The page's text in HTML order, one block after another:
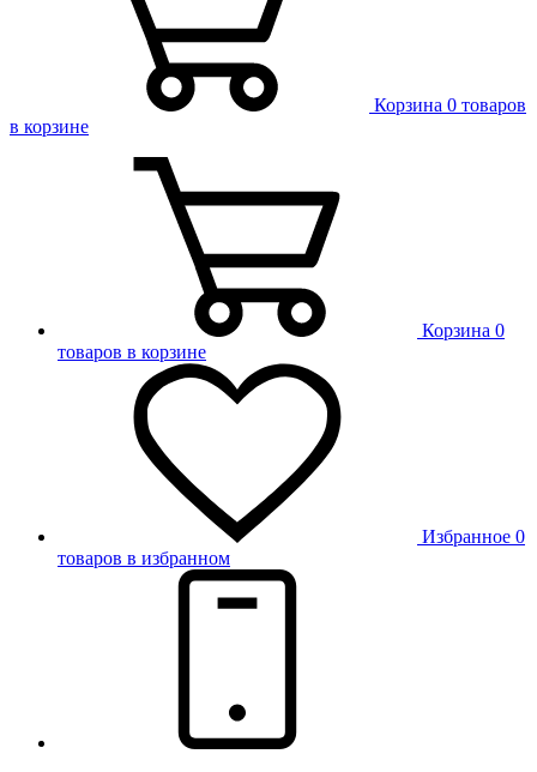
Корзина 0 товаров
в корзине
Корзина 0
товаров в корзине
Избранное 0
товаров в избранном